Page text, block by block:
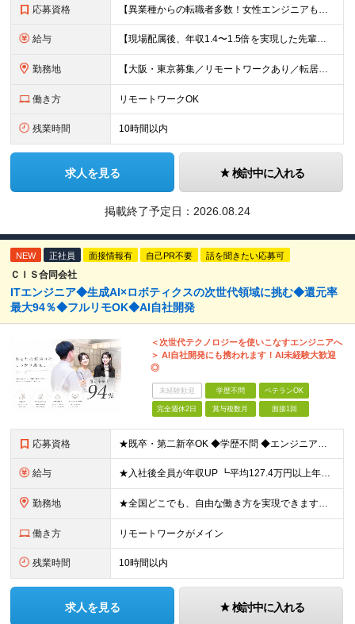
応募資格 【異業種からの転職者多数！女性エンジニアも活躍中】 ◆学歴不問 ◆未経験OK ≪こんな方を歓迎しています≫ ◎未経験から成長できる環境で活躍したい方 ◎大学やスクールでIT系のスキルを学んだことのあ
給与 【現場配属後、年収1.4〜1.5倍を実現した先輩も！残業代全額支給】 ◆給与は経験やスキルに応じて決定します ◆年俸制250万円～350万円（1/12を月々支給） ≪年収UPの例≫ ◎飲食業からのキ
勤務地 【大阪・東京募集／リモートワークあり／転居を伴う転勤なし】 東京本社、大阪事務所、または東京23区内・関西（大阪・兵庫）の各クライアント先勤務 ◆入社後、約1年間はクライアント先ではなく 自社内（東
働き方 リモートワークOK
残業時間 10時間以内
求人を見る 検討中に入れる
掲載終了予定日： 2026.08.24
NEW 正社員 面接情報有 自己PR不要 話を聞きたい応募可
ＣＩＳ合同会社
ITエンジニア◆生成AI×ロボティクスの次世代領域に挑む◆還元率
最大94％◆フルリモOK◆AI自社開発
＜次世代テクノロジーを使いこなすエンジニアへ
＞ AI自社開発にも携われます！AI未経験大歓迎
◎
未経験歓迎 学歴不問 ベテランOK
完全週休2日 賞与複数月 面接1回
応募資格 ★既卒・第二新卒OK ◆学歴不問 ◆エンジニアとしての何かしらの実務経験が1年以上ある方 ※AI未経験者大歓迎 ★意欲重視の採用です！ 「経歴に自信がない」という方も、"今後挑戦したいこと""スキル
給与 ★入社後全員が年収UP ┗平均127.4万円以上年収UP！ ┗最大390万円UPの実績もあり 月給35万円～100万円＋決算賞与＋各種手当 【 給与イメージ 】 ■経験1年以上…月給35万円～＋決
勤務地 ★全国どこでも、自由な働き方を実現できます！ 全国のプロジェクト先やフルリモート環境での勤務も可能です。 ＼自由度の高い働き方、叶えます／ □フルリモートで働きたい □ハイブリットに働きたい □家庭
働き方 リモートワークがメイン
残業時間 10時間以内
求人を見る 検討中に入れる